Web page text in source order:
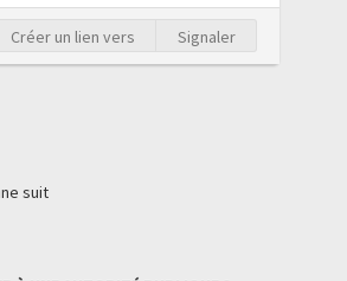
Créer un lien vers Signaler
suit